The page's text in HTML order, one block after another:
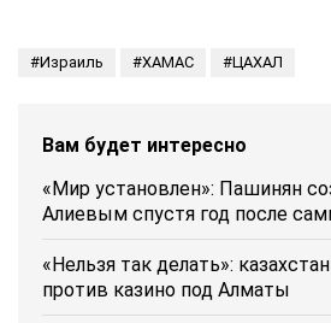
Израиль ХАМАС ЦАХАЛ
Вам будет интересно
«Мир установлен»: Пашинян
Алиевым спустя год после
«Нельзя так делать»:
против казино под Алматы